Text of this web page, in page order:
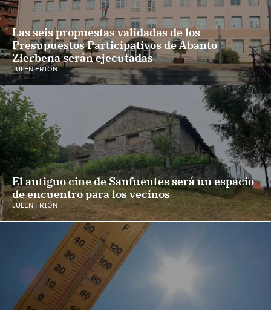
Las seis propuestas validadas de los
Presupuestos Participativos de Abanto
Zierbena serán ejecutadas
JULEN FRIÓN
El antiguo cine de Sanfuentes será un espacio
de encuentro para los vecinos
JULEN FRIÓN